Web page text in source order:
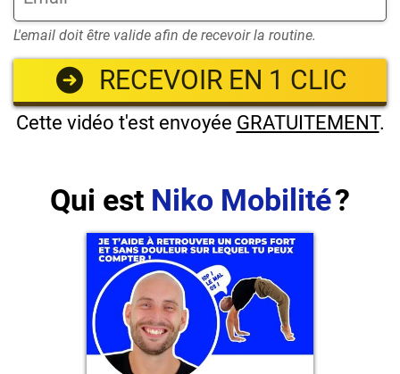
L'email doit être valide afin de recevoir la routine.
RECEVOIR EN 1 CLIC
Cette vidéo t'est envoyée GRATUITEMENT.
Qui est Niko Mobilité?